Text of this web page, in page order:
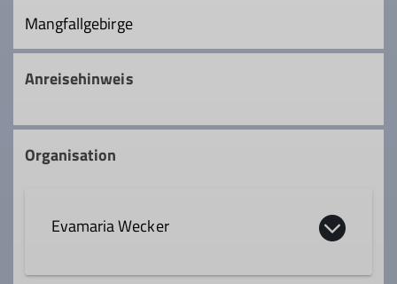
Mangfallgebirge
Anreisehinweis
Organisation
Evamaria Wecker